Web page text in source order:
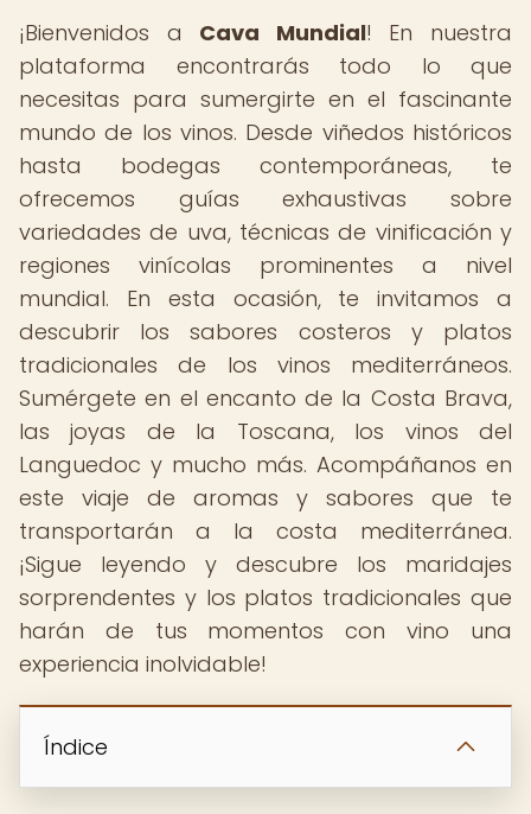
¡Bienvenidos a Cava Mundial! En nuestra
plataforma encontrarás todo lo que
necesitas para sumergirte en el fascinante
mundo de los vinos. Desde viñedos históricos
hasta bodegas contemporáneas, te
ofrecemos guías exhaustivas sobre
variedades de uva, técnicas de vinificación y
regiones vinícolas prominentes a nivel
mundial. En esta ocasión, te invitamos a
descubrir los sabores costeros y platos
tradicionales de los vinos mediterráneos.
Sumérgete en el encanto de la Costa Brava,
las joyas de la Toscana, los vinos del
Languedoc y mucho más. Acompáñanos en
este viaje de aromas y sabores que te
transportarán a la costa mediterránea.
¡Sigue leyendo y descubre los maridajes
sorprendentes y los platos tradicionales que
harán de tus momentos con vino una
experiencia inolvidable!
Índice